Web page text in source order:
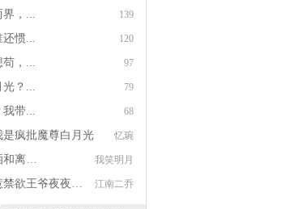
139
界，...
120
还惯...
97
苟，...
79
光？...
68
我带...
忆琬
疯批魔尊白月光
我笑明月
和离…
江南二乔
禁欲王爷夜夜…